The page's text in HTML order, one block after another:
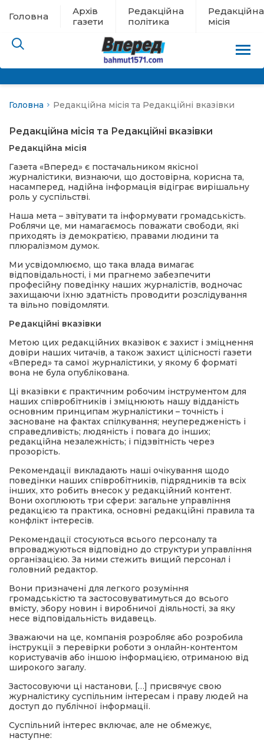
Головна
Архів
газети
Редакційна
політика
Редакційна
місія
евакуації
новини
політика
місія
Головна Редакційна місія та Редакційні вказівки
Редакційна місія та Редакційні вказівки
Редакційна місія
Газета «Вперед» є постачальником якісної
журналістики, визнаючи, що достовірна, корисна та,
насамперед, надійна інформація відіграє вирішальну
роль у суспільстві.
Наша мета – звітувати та інформувати громадськість.
Роблячи це, ми намагаємось поважати свободи, які
приходять із демократією, правами людини та
плюралізмом думок.
Ми усвідомлюємо, що така влада вимагає
відповідальності, і ми прагнемо забезпечити
професійну поведінку наших журналістів, водночас
захищаючи їхню здатність проводити розслідування
та вільно повідомляти.
Редакційні вказівки
Метою цих редакційних вказівок є захист і зміцнення
довіри наших читачів, а також захист цілісності газети
«Вперед» та самої журналістики, у якому б форматі
вона не була опублікована.
Ці вказівки є практичним робочим інструментом для
наших співробітників і зміцнюють нашу відданість
основним принципам журналістики – точність і
засноване на фактах спілкування; неупередженість і
справедливість; людяність і повага до інших;
редакційна незалежність; і підзвітність через
прозорість.
Рекомендації викладають наші очікування щодо
поведінки наших співробітників, підрядників та всіх
інших, хто робить внесок у редакційний контент.
Вони охоплюють три сфери: загальне управління
редакцією та практика, основні редакційні правила та
конфлікт інтересів.
Рекомендації стосуються всього персоналу та
впроваджуються відповідно до структури управління
організацією. За ними стежить вищий персонал і
головний редактор.
Вони призначені для легкого розуміння
громадськістю та застосовуватимуться до всього
вмісту, збору новин і виробничої діяльності, за яку
несе відповідальність видавець.
Зважаючи на це, компанія розробляє або розробила
інструкції з перевірки роботи з онлайн-контентом
користувачів або іншою інформацією, отриманою від
широкого загалу.
Застосовуючи ці настанови, […] присвячує свою
журналістику суспільним інтересам і праву людей на
доступ до публічної інформації.
Суспільний інтерес включає, але не обмежує,
наступне: